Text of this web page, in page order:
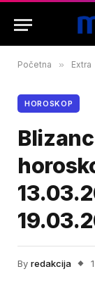
Početna » Extra
HOROSKOP
By redakcija